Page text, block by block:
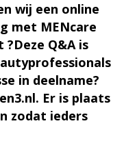
wij een online
met MENcare
Q&A is
in deelname?
Er is plaats
zodat ieders